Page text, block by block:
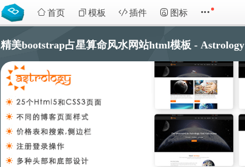
首页 模板 插件 图标
精美bootstrap占星算命风水网站html模板 - Astrology